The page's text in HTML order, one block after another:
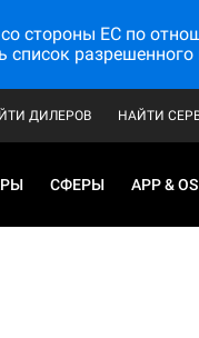
стороны ЕС по
список
ДИЛЕРОВ НАЙТИ
СФЕРЫ APP & OS